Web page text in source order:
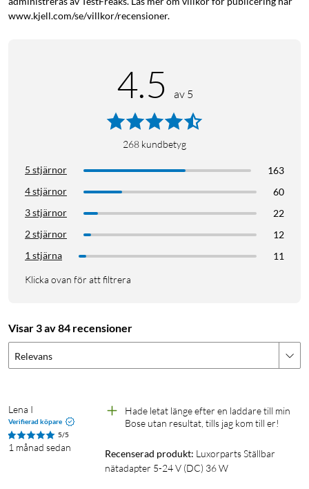
www.kjell.com/se/villkor/recensioner.
4.5 av 5
268 kundbetyg
5 stjärnor
163
4 stjärnor
60
3 stjärnor
22
2 stjärnor
12
1 stjärna
11
Klicka ovan för att filtrera
Visar 3 av 84 recensioner
Relevans
Lena I
Verifierad köpare
5/5
1 månad sedan
Hade letat länge efter en laddare till min
Bose utan resultat, tills jag kom till er!
Recenserad produkt: Luxorparts Ställbar
nätadapter 5-24 V (DC) 36 W